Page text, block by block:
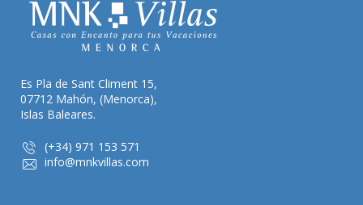
Es Pla de Sant Climent 15,
07712 Mahón, (Menorca),
Islas Baleares.
(+34) 971 153 571
info@mnkvillas.com